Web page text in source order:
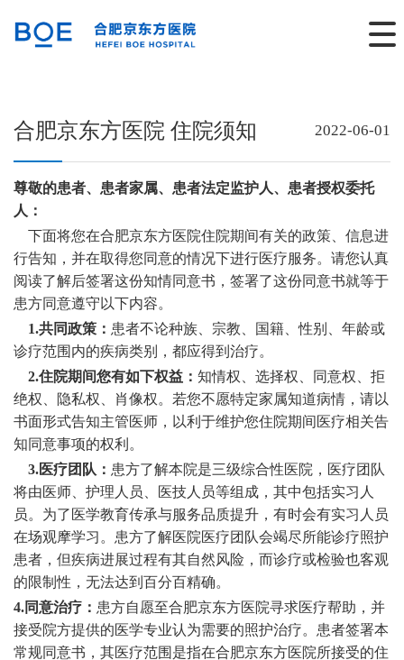
合肥京东方医院 住院须知 2022-06-01
尊敬的患者、患者家属、患者法定监护人、患者授权委托
人：
下面将您在合肥京东方医院住院期间有关的政策、信息进
行告知，并在取得您同意的情况下进行医疗服务。请您认真
阅读了解后签署这份知情同意书，签署了这份同意书就等于
患方同意遵守以下内容。
1.共同政策： 患者不论种族、宗教、国籍、性别、年龄或
诊疗范围内的疾病类别，都应得到治疗。
2.住院期间您有如下权益： 知情权、选择权、同意权、拒
绝权、隐私权、肖像权。若您不愿特定家属知道病情，请以
书面形式告知主管医师，以利于维护您住院期间医疗相关告
知同意事项的权利。
3.医疗团队： 患方了解本院是三级综合性医院，医疗团队
将由医师、护理人员、医技人员等组成，其中包括实习人
员。为了医学教育传承与服务品质提升，有时会有实习人员
在场观摩学习。患方了解医院医疗团队会竭尽所能诊疗照护
患者，但疾病进展过程有其自然风险，而诊疗或检验也客观
的限制性，无法达到百分百精确。
4.同意治疗： 患方自愿至合肥京东方医院寻求医疗帮助，并
接受院方提供的医学专业认为需要的照护治疗。患者签署本
常规同意书，其医疗范围是指在合肥京东方医院所接受的住